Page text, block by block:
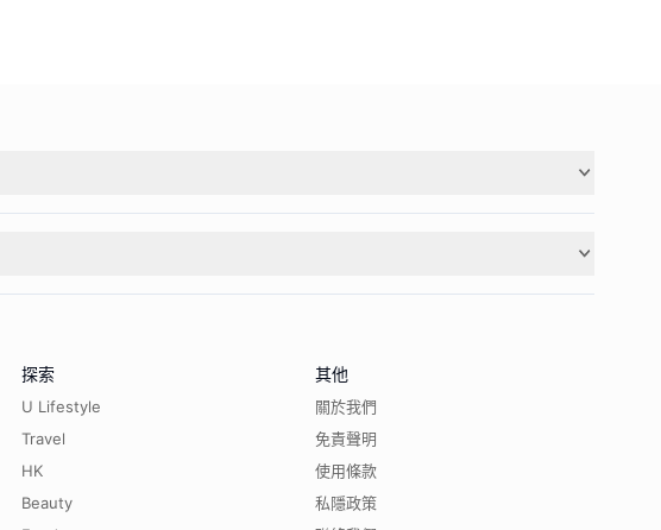
探索
U Lifestyle
Travel
HK
Beauty
其他
關於我們
免責聲明
使用條款
私隱政策